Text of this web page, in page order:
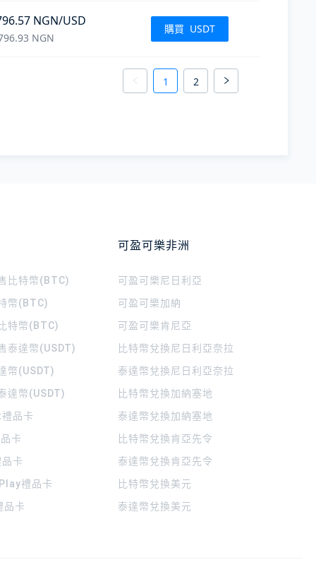
NGN/USD
NGN
購買 USDT
1 2
比特幣(BTC)
幣(BTC)
特幣(BTC)
泰達幣(USDT)
幣(USDT)
達幣(USDT)
品卡
卡
卡
禮品卡
品卡
可盈可樂非洲
可盈可樂 尼日利亞
可盈可樂加納
可盈可樂肯尼亞
比特幣兌換尼日利亞奈拉
泰達幣兌換尼日利亞奈拉
比特幣兌換加納塞地
泰達幣兌換加納塞地
比特幣兌換肯亞先令
泰達幣兌換肯亞先令
比特幣兌換美元
泰達幣兌換美元